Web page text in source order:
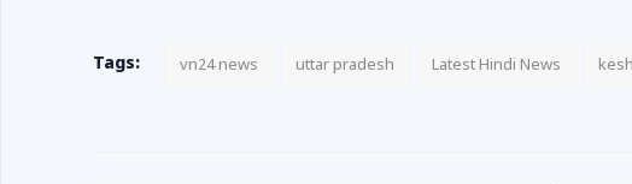
Tags: vn24 news uttar pradesh Latest Hindi News